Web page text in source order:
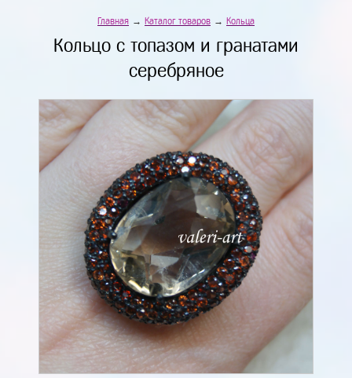
Главная → Каталог товаров → Кольца
Кольцо с топазом и гранатами
серебряное